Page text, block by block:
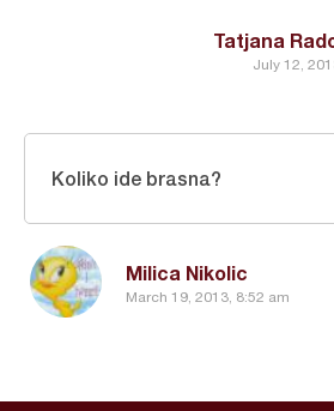
Tatjana
July 12,
Milica Nikolic
March 19, 2013, 8:52 am
Koliko ide brasna?